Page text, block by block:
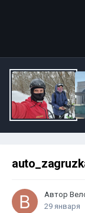
Автор
29 января